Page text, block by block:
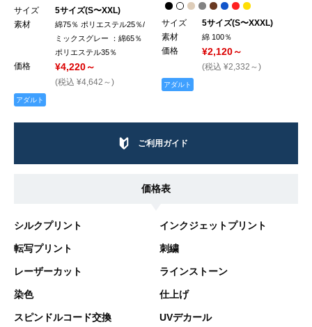
ご利用ガイド
価格表
シルクプリント インクジェットプリント
転写プリント 刺繍
レーザーカット ラインストーン
染色 仕上げ
スピンドルコード交換 UVデカール
サイズ
5サイズ(S〜XXL)
素材
綿75％ ポリエステル25％/
ミックスグレー ：綿65％
ポリエステル35％
価格 ¥4,220～
(税込 ¥4,642～)
アダルト
サイズ
5サイズ(S〜XXXL)
素材
綿 100％
価格 ¥2,120～
(税込 ¥2,332～)
アダルト